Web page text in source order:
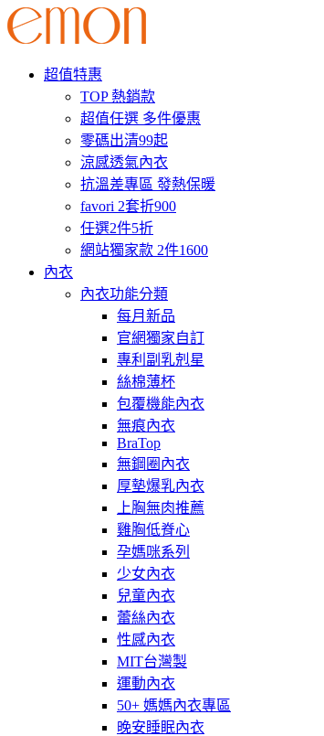
超值特惠
TOP 熱銷款
超值任選 多件優惠
零碼出清99起
涼感透氣內衣
抗溫差專區 發熱保暖
favori 2套折900
任選2件5折
網站獨家款 2件1600
內衣
內衣功能分類
每月新品
官網獨家自訂
專利副乳剋星
絲棉薄杯
包覆機能內衣
無痕內衣
BraTop
無鋼圈內衣
厚墊爆乳內衣
上胸無肉推薦
雞胸低脊心
孕媽咪系列
少女內衣
兒童內衣
蕾絲內衣
性感內衣
MIT台灣製
運動內衣
50+ 媽媽內衣專區
晚安睡眠內衣